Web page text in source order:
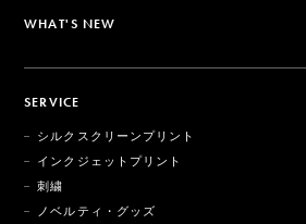
WHAT'S NEW
SERVICE
シルクスクリーンプリント
インクジェットプリント
刺繍
ノベルティ・グッズ